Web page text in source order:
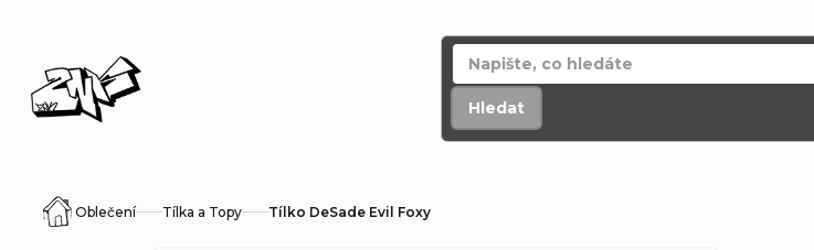
obsah
Hledat
Domů
Oblečení Tílka a Topy Tílko DeSade Evil Foxy